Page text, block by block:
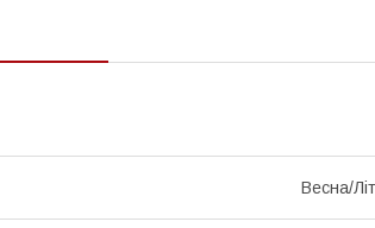
Весна/